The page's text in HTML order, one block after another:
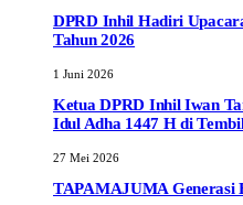
DPRD Inhil Hadiri
Tahun 2026
1 Juni 2026
Ketua DPRD Inhil Iwan
Idul Adha 1447 H di
27 Mei 2026
TAPAMAJUMA Generasi